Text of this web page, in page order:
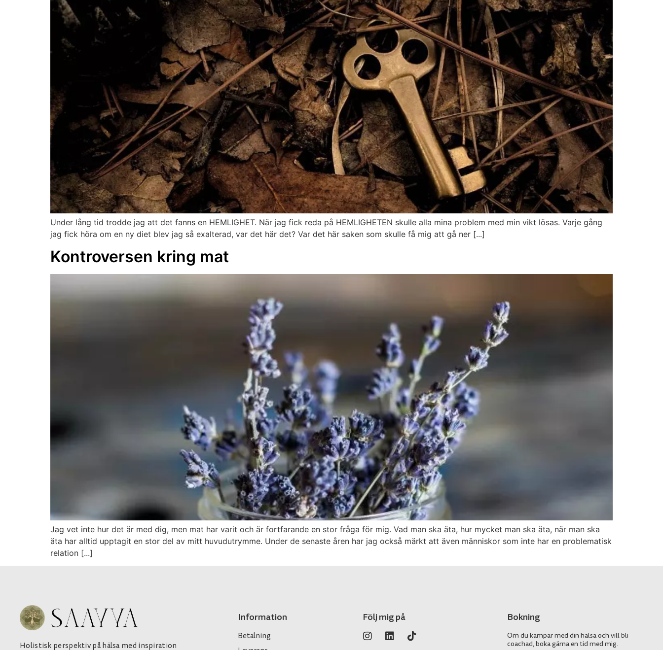
Under lång tid trodde jag att det fanns en HEMLIGHET. När jag fick reda på HEMLIGHETEN skulle alla mina problem med min vikt lösas. Varje gång
jag fick höra om en ny diet blev jag så exalterad, var det här det? Var det här saken som skulle få mig att gå ner [...]
Kontroversen kring mat
Jag vet inte hur det är med dig, men mat har varit och är fortfarande en stor fråga för mig. Vad man ska äta, hur mycket man ska äta, när man ska
äta har alltid upptagit en stor del av mitt huvudutrymme. Under de senaste åren har jag också märkt att även människor som inte har en problematisk
relation [...]
Holistisk perspektiv på hälsa med inspiration
Information
Betalning
Följ mig på Bokning
Om du kämpar med din hälsa och vill bli
coachad, boka gärna en tid med mig.